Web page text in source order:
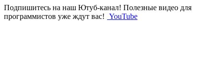
Подпишитесь на наш Ютуб-канал! Полезные видео для
программистов уже ждут вас! YouTube